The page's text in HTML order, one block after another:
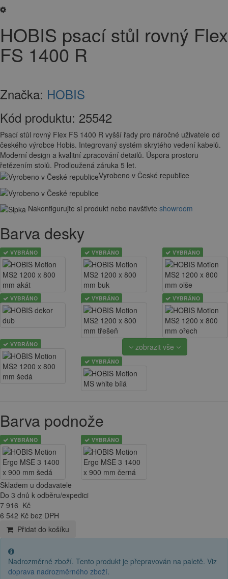
HOBIS psací stůl rovný Flex
FS 1400 R
Značka: HOBIS
Kód produktu: 25542
Psací stůl rovný Flex FS 1400 R vyšší řady pro náročné uživatele od
českého výrobce Hobis. Integrovaný systém skrytého vedení kabelů.
Moderní design a kvalitní zpracování detailů. Úspora prostoru
řetězením stolů. Prodloužená záruka 5 let.
Vyrobeno v České republice
Nakonfigurujte si produkt nebo navštivte showroom
Barva desky
VYBRÁNO VYBRÁNO VYBRÁNO
VYBRÁNO VYBRÁNO VYBRÁNO
VYBRÁNO zobrazit vše
VYBRÁNO
Barva podnože
VYBRÁNO VYBRÁNO
Skladem u dodavatele
Do 3 dnů k odběru/expedici
7 916 Kč
6 542 Kč bez DPH
Přidat do košíku
Nadrozměrné zboží. Tento produkt je přepravován na paletě. Viz
doprava nadrozměrného zboží.